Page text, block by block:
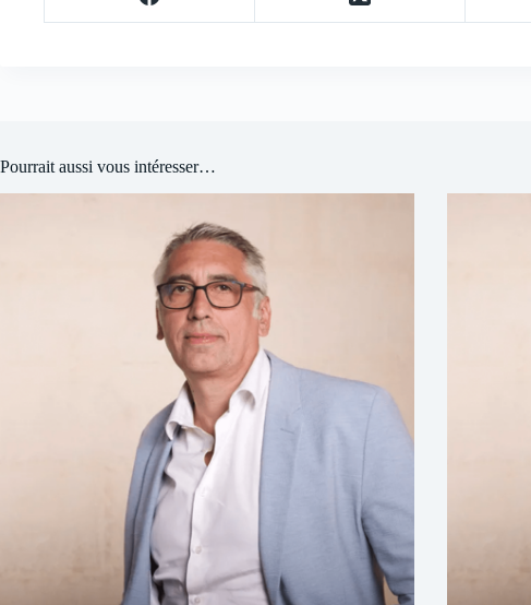
Pourrait aussi vous intéresser…